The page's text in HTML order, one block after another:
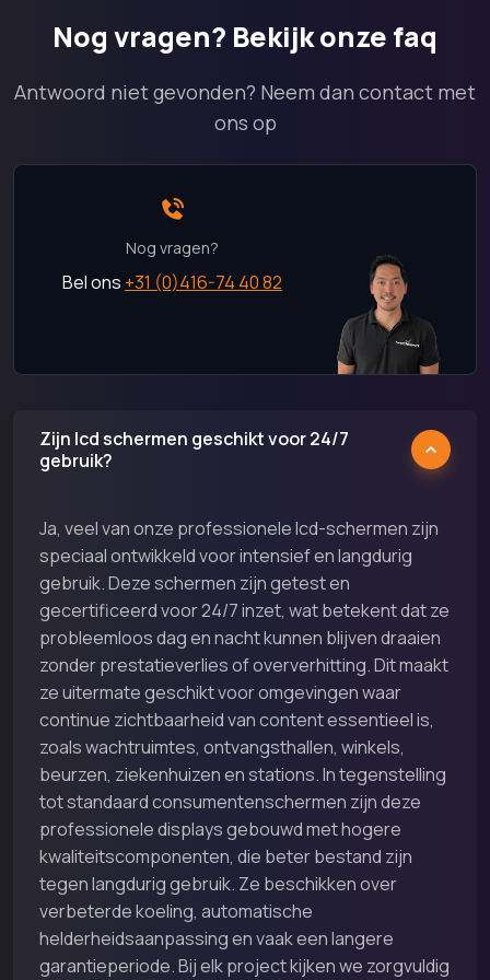
Nog vragen? Bekijk onze faq
Antwoord niet gevonden? Neem dan contact met
ons op
Nog vragen?
Bel ons +31 (0)416-74 40 82
Zijn lcd schermen geschikt voor 24/7
gebruik?
Ja, veel van onze professionele lcd-schermen zijn
speciaal ontwikkeld voor intensief en langdurig
gebruik. Deze schermen zijn getest en
gecertificeerd voor 24/7 inzet, wat betekent dat ze
probleemloos dag en nacht kunnen blijven draaien
zonder prestatieverlies of oververhitting. Dit maakt
ze uitermate geschikt voor omgevingen waar
continue zichtbaarheid van content essentieel is,
zoals wachtruimtes, ontvangsthallen, winkels,
beurzen, ziekenhuizen en stations. In tegenstelling
tot standaard consumentenschermen zijn deze
professionele displays gebouwd met hogere
kwaliteitscomponenten, die beter bestand zijn
tegen langdurig gebruik. Ze beschikken over
verbeterde koeling, automatische
helderheidsaanpassing en vaak een langere
garantieperiode. Bij elk project kijken we zorgvuldig